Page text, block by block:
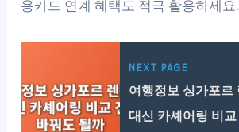
용카드 연계 혜택도 적극 활용하세요.
NEXT PAGE
여행정보 싱가포르
대신 카셰어링 비